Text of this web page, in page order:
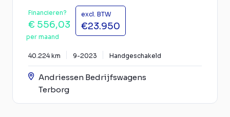
Financieren?
€ 556,03
per maand
excl. BTW
€23.950
40.224 km 9-2023 Handgeschakeld
Andriessen Bedrijfswagens
Terborg